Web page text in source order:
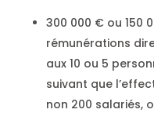
300 000 € ou 150
rémunérations
aux 10 ou 5
suivant que
non 200 salariés,